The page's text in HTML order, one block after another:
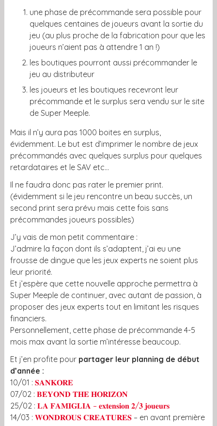
une phase de précommande sera possible pour
quelques centaines de joueurs avant la sortie du
jeu (au plus proche de la fabrication pour que les
joueurs n’aient pas à attendre 1 an !)
les boutiques pourront aussi précommander le
jeu au distributeur
les joueurs et les boutiques recevront leur
précommande et le surplus sera vendu sur le site
de Super Meeple.
Mais il n’y aura pas 1000 boites en surplus,
évidemment. Le but est d’imprimer le nombre de jeux
précommandés avec quelques surplus pour quelques
retardataires et le SAV etc…
Il ne faudra donc pas rater le premier print.
(évidemment si le jeu rencontre un beau succès, un
second print sera prévu mais cette fois sans
précommandes joueurs possibles)
J’y vais de mon petit commentaire :
J’admire la façon dont ils s’adaptent, j’ai eu une
frousse de dingue que les jeux experts ne soient plus
leur priorité.
Et j’espère que cette nouvelle approche permettra à
Super Meeple de continuer, avec autant de passion, à
proposer des jeux experts tout en limitant les risques
financiers.
Personnellement, cette phase de précommande 4-5
mois max avant la sortie m’intéresse beaucoup.
Et j’en profite pour partager leur planning de début
d’année :
10/01 : 𝐒𝐀𝐍𝐊𝐎𝐑𝐄
07/02 : 𝐁𝐄𝐘𝐎𝐍𝐃 𝐓𝐇𝐄 𝐇𝐎𝐑𝐈𝐙𝐎𝐍
25/02 : 𝐋𝐀 𝐅𝐀𝐌𝐈𝐆𝐋𝐈𝐀 – 𝐞𝐱𝐭𝐞𝐧𝐬𝐢𝐨𝐧 𝟐/𝟑 𝐣𝐨𝐮𝐞𝐮𝐫𝐬
14/03 : 𝐖𝐎𝐍𝐃𝐑𝐎𝐔𝐒 𝐂𝐑𝐄𝐀𝐓𝐔𝐑𝐄𝐒– en avant première